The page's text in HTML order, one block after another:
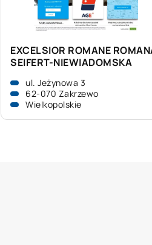
EXCELSIOR ROMANE
SEIFERT-NIEWIADOMSKA
ul. Jeżynowa 3
62-070 Zakrzewo
Wielkopolskie